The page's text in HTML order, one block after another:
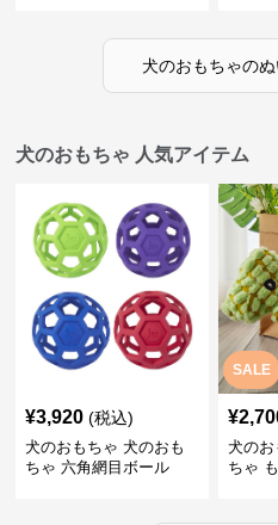
犬のおもちゃの
犬のおもちゃ 人気アイテム
¥3,920 (税込)
犬のおもちゃ 犬のおも
ちゃ 六角網目ボール
SALE
¥
犬のお
ちゃ